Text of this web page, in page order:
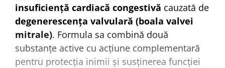
insuficiență cardiacă congestivă cauzată de
degenerescența valvulară (boala valvei
mitrale). Formula sa combină două
substanțe active cu acțiune complementară
pentru protecția inimii și susținerea funcției